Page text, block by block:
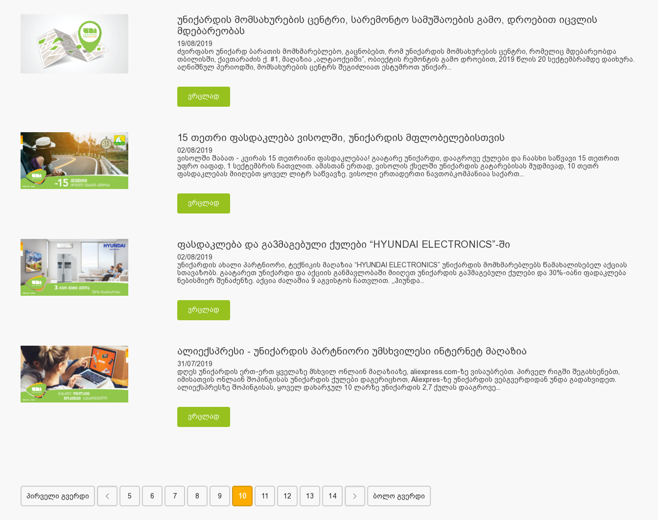
უნიქარდის მომსახურების ცენტრი, სარემონტო სამუშაოების გამო, დროებით იცვლის
მდებარეობას
19/08/2019
ძვირფასო უნიქარდ ბარათის მომხმარებლებო, გაცნობებთ, რომ უნიქარდის მომსახურების ცენტრი, რომელიც მდებარეობდა
თბილისში, ქავთარაძის ქ. #1, მაღაზია „ალტაოქეიში”, ობიექტის რემონტის გამო დროებით, 2019 წლის 20 სექტემბრამდე დაიხურა.
აღნიშნულ პერიოდში, მომსახურების ცენტრს შეგიძლიათ ესტუმროთ უნიქარ...
ვრცლად
15 თეთრი ფასდაკლება ვისოლში, უნიქარდის მფლობელებისთვის
02/08/2019
ვისოლში შაბათ - კვირას 15 თეთრიანი ფასდაკლებაა! გაატარე უნიქარდი, დააგროვე ქულები და ჩაასხი საწვავი 15 თეთრით
უფრო იაფად, 1 სექტემბრის ჩათვლით. ამასთან ერთად, ვისოლის ქსელში უნიქარდის გატარებისას მუდმივად, 10 თეთრ
ფასდაკლებას მიიღებთ ყოველ ლიტრ საწვავზე. ვისოლი ერთადერთი ნავთობკომპანიაა საქართ...
ვრცლად
ფასდაკლება და გა3მაგებული ქულები “HYUNDAI ELECTRONICS”-ში
02/08/2019
უნიქარდის ახალი პარტნიორი, ტექნიკის მაღაზია “HYUNDAI ELECTRONICS” უნიქარდის მომხმარებლებს წამახალისებელ აქციას
სთავაზობს. გაატარეთ უნიქარდი და აქციის განმავლობაში მიიღეთ უნიქარდის გა3მაგებული ქულები და 30%-იანი ფადაკლება
ნებისმიერ შენაძენზე. აქცია ძალაშია 9 აგვისტოს ჩათვლით. ,,ჰიუნდა...
ვრცლად
ალიექსპრესი - უნიქარდის პარტნიორი უმსხვილესი ინტერნეტ მაღაზია
31/07/2019
დღეს უნიქარდის ერთ-ერთ ყველაზე მსხვილ ონლაინ მაღაზიაზე, aliexpress.com-ზე ვისაუბრებთ. პირველ რიგში შეგახსენებთ,
იმისათვის ონლაინ შოპინგისას უნიქარდის ქულები დაგერიცხოთ, Aliexpres-ზე უნიქარდის ვებგვერდიდან უნდა გადახვიდეთ.
ალიექსპრესზე შოპინგისას, ყოველ დახარჯულ 10 ლარზე უნიქარდის 2,7 ქულას დააგროვე...
ვრცლად
პირველი გვერდი 5 6 7 8 9 10 11 12 13 14 ბოლო გვერდი